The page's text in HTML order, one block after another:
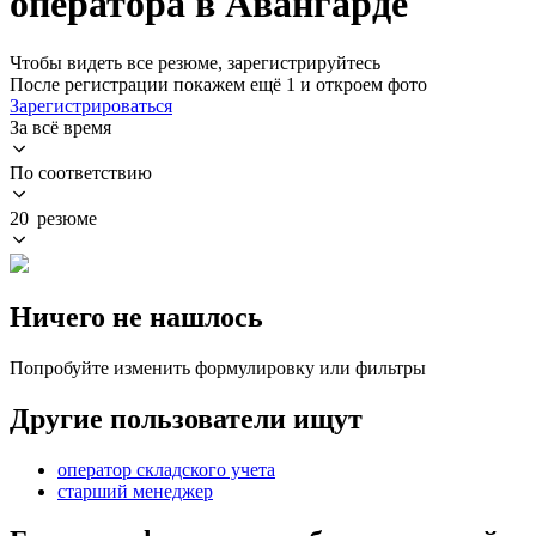
Чтобы видеть все резюме, зарегистрируйтесь
После регистрации покажем ещё 1 и откроем фото
Зарегистрироваться
За всё время
По соответствию
20 резюме
Ничего не нашлось
Попробуйте изменить формулировку или фильтры
Другие пользователи ищут
оператор складского учета
старший менеджер